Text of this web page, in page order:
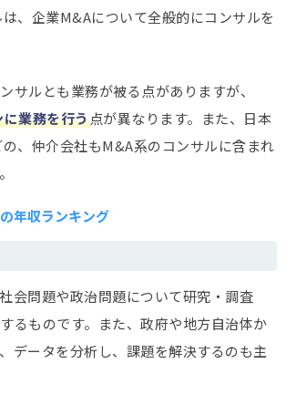
、企業M&Aについて全般的にコンサルを
サルとも業務が被る点がありますが、
業務を行う点が異なります。また、日本
、仲介会社もM&A系のコンサルに含まれ
年収ランキング
会問題や政治問題について研究・調査
るものです。また、政府や地方自治体か
データを分析し、課題を解決するのも主